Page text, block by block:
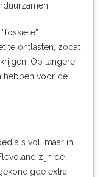
te ontlasten, zodat
Op langere
hebben voor de
als vol, maar in
zijn de
extra